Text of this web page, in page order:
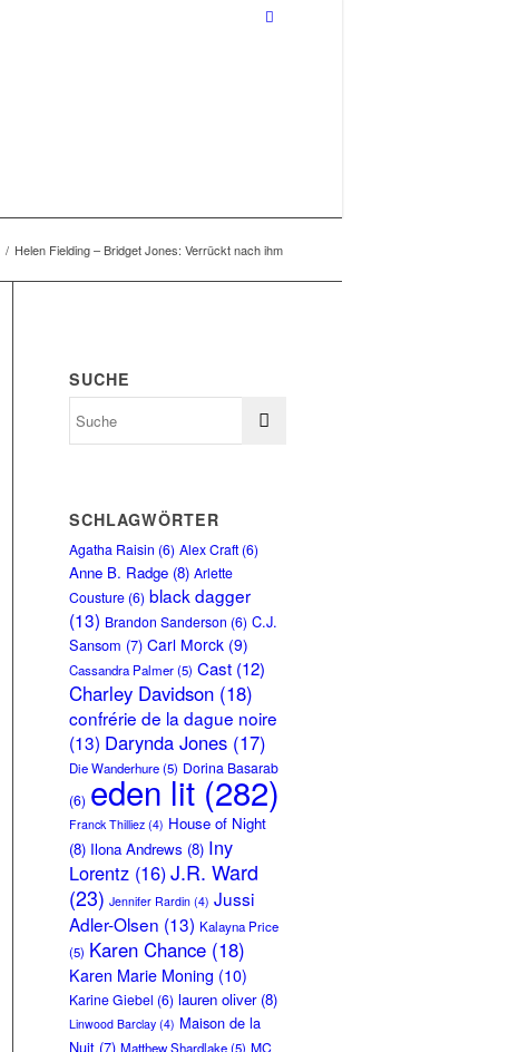
/ Helen Fielding – Bridget Jones: Verrückt nach ihm
SUCHE
SCHLAGWÖRTER
Agatha Raisin (6) Alex Craft (6)
Anne B. Radge (8) Arlette
Cousture (6) black dagger
(13) Brandon Sanderson (6) C.J.
Sansom (7) Carl Morck (9)
Cassandra Palmer(5) Cast (12)
Charley Davidson (18)
confrérie de la dague noire
(13) Darynda Jones (17)
Die Wanderhure(5) Dorina Basarab
(6) eden lit (282)
Franck Thilliez (4) House of Night
(8) Ilona Andrews (8) Iny
Lorentz (16)J.R. Ward
(23) Jennifer Rardin (4) Jussi
Adler-Olsen (13) Kalayna Price
(5) Karen Chance (18)
Karen Marie Moning (10)
Karine Giebel (6) lauren oliver(8)
Linwood Barclay (4) Maison de la
Nuit (7) Matthew Shardlake(5) MC